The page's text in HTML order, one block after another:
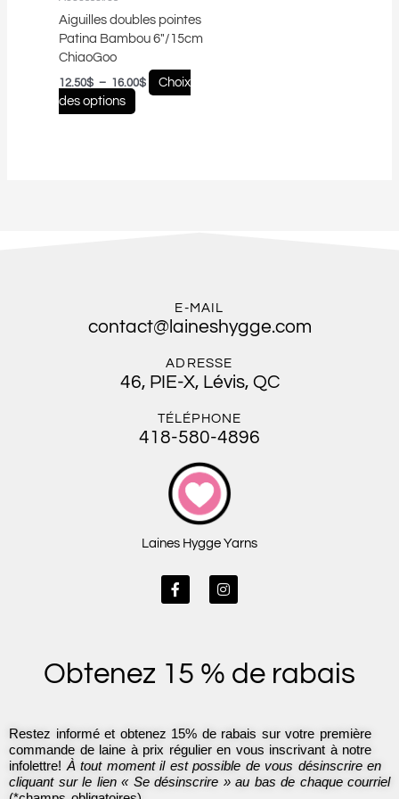
Aiguilles doubles pointes
Patina Bambou 6″/15cm
ChiaoGoo
12.50$ – 16.00$
Choix
des options
sur
la
du
produit
E-MAIL
contact@laineshygge.com
ADRESSE
46, PIE-X, Lévis, QC
TÉLÉPHONE
418-580-4896
Laines Hygge Yarns
F
a
o
k
I
n
r
a
Obtenez 15 % de rabais
Restez informé et obtenez 15% de rabais sur votre première
commande de laine à prix régulier en vous inscrivant à notre
infolettre! À tout moment il est possible de vous désinscrire en
cliquant sur le lien « Se désinscrire » au bas de chaque courriel